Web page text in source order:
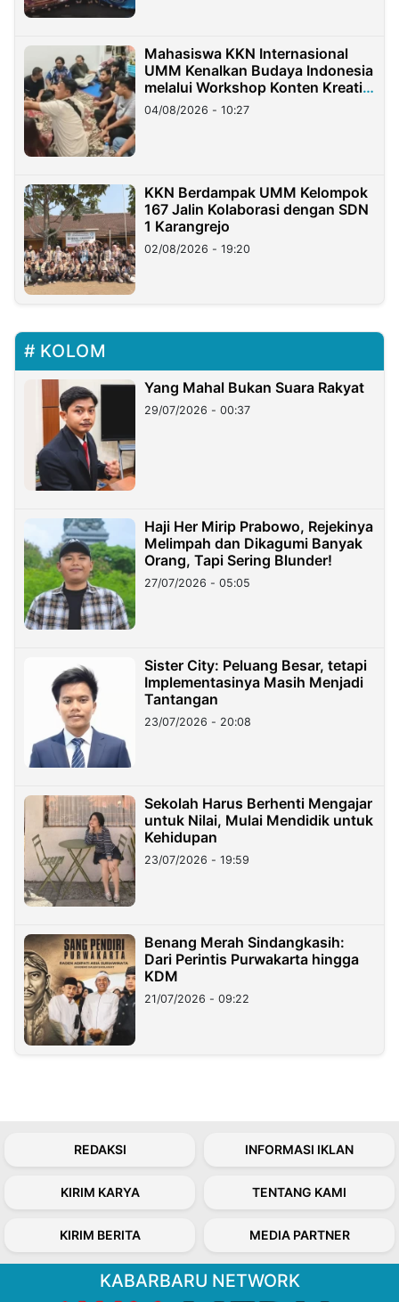
Mahasiswa KKN Internasional
UMM Kenalkan Budaya Indonesia
melalui Workshop Konten Kreatif
di Taiwan
04/08/2026 - 10:27
KKN Berdampak UMM Kelompok
167 Jalin Kolaborasi dengan SDN
1 Karangrejo
02/08/2026 - 19:20
KOLOM
Yang Mahal Bukan Suara Rakyat
29/07/2026 - 00:37
Haji Her Mirip Prabowo, Rejekinya
Melimpah dan Dikagumi Banyak
Orang, Tapi Sering Blunder!
27/07/2026 - 05:05
Sister City: Peluang Besar, tetapi
Implementasinya Masih Menjadi
Tantangan
23/07/2026 - 20:08
Sekolah Harus Berhenti Mengajar
untuk Nilai, Mulai Mendidik untuk
Kehidupan
23/07/2026 - 19:59
Benang Merah Sindangkasih:
Dari Perintis Purwakarta hingga
KDM
21/07/2026 - 09:22
REDAKSI INFORMASI IKLAN
KIRIM KARYA TENTANG KAMI
KIRIM BERITA MEDIA PARTNER
KABARBARU NETWORK